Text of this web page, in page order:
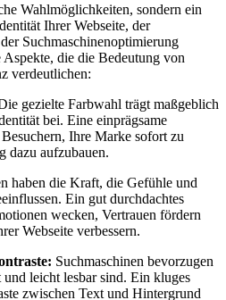
Wahlmöglichkeiten, sondern ein
Ihrer Webseite, der
Suchmaschinenoptimierung
die die Bedeutung von
verdeutlichen:
gezielte Farbwahl trägt maßgeblich
bei. Eine einprägsame
Ihre Marke sofort zu
dazu aufzubauen.
haben die Kraft, die Gefühle und
Ein gut durchdachtes
wecken, Vertrauen fördern
Webseite verbessern.
Suchmaschinen bevorzugen
leicht lesbar sind. Ein kluges
zwischen Text und Hintergrund